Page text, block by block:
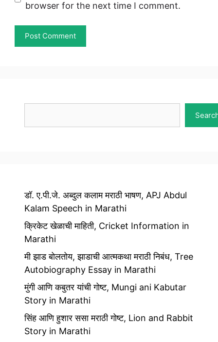
browser for the next time I comment.
डॉ. ए.पी.जे. अब्दुल कलाम मराठी भाषण, APJ Abdul
Kalam Speech in Marathi
क्रिकेट खेळाची माहिती, Cricket Information in
Marathi
मी झाड बोलतोय, झाडाची आत्मकथा मराठी निबंध, Tree
Autobiography Essay in Marathi
मुंगी आणि कबुतर यांची गोष्ट, Mungi ani Kabutar
Story in Marathi
सिंह आणि हुशार ससा मराठी गोष्ट, Lion and Rabbit
Story in Marathi